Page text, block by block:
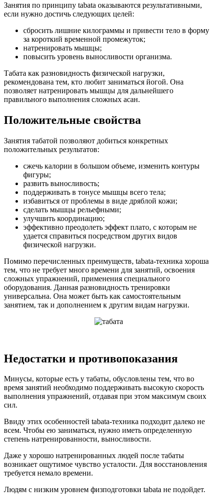
Занятия по принципу tabata оказываются результативными,
если нужно достичь следующих целей:
сбросить лишние килограммы и привести тело в форму
за короткий временной промежуток;
натренировать мышцы;
повысить уровень выносливости организма.
Табата как разновидность физической нагрузки,
рекомендована тем, кто любит заниматься йогой. Она
позволяет натренировать мышцы для дальнейшего
правильного выполнения сложных асан.
Положительные свойства
Занятия табатой позволяют добиться конкретных
положительных результатов:
сжечь калории в большом объеме, изменить контуры
фигуры;
развить выносливость;
поддерживать в тонусе мышцы всего тела;
избавиться от проблемы в виде дряблой кожи;
сделать мышцы рельефными;
улучшить координацию;
эффективно преодолеть эффект плато, с которым не
удается справиться посредством других видов
физической нагрузки.
Помимо перечисленных преимуществ, tabata-техника хороша
тем, что не требует много времени для занятий, освоения
сложных упражнений, применения специального
оборудования. Данная разновидность тренировки
универсальна. Она может быть как самостоятельным
занятием, так и дополнением к другим видам нагрузки.
Недостатки и противопоказания
Минусы, которые есть у табаты, обусловлены тем, что во
время занятий необходимо поддерживать высокую скорость
выполнения упражнений, отдавая при этом максимум своих
сил.
Ввиду этих особенностей tabata-техника подходит далеко не
всем. Чтобы ею заниматься, нужно иметь определенную
степень натренированности, выносливости.
Даже у хорошо натренированных людей после табаты
возникает ощутимое чувство усталости. Для восстановления
требуется немало времени.
Людям с низким уровнем физподготовки tabata не подойдет.